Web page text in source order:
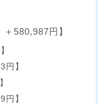
580,987円】
円】
円】